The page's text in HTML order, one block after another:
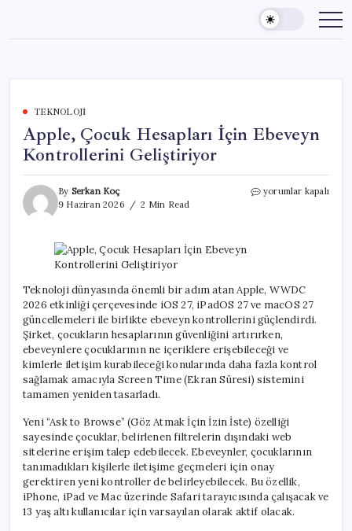
content
TEKNOLOJI
Apple, Çocuk Hesapları İçin Ebeveyn
Kontrollerini Geliştiriyor
By Serkan Koç
9 Haziran 2026
2 Min Read
Apple,
için
yorumlar kapalı
Teknoloji dünyasında önemli bir adım atan Apple, WWDC
2026 etkinliği çerçevesinde iOS 27, iPadOS 27 ve macOS 27
güncellemeleri ile birlikte ebeveyn kontrollerini güçlendirdi.
Şirket, çocukların hesaplarının güvenliğini artırırken,
ebeveynlere çocuklarının ne içeriklere erişebileceği ve
kimlerle iletişim kurabileceği konularında daha fazla kontrol
sağlamak amacıyla Screen Time (Ekran Süresi) sistemini
tamamen yeniden tasarladı.
Yeni “Ask to Browse” (Göz Atmak İçin İzin İste) özelliği
sayesinde çocuklar, belirlenen filtrelerin dışındaki web
sitelerine erişim talep edebilecek. Ebeveynler, çocuklarının
tanımadıkları kişilerle iletişime geçmeleri için onay
gerektiren yeni kontroller de belirleyebilecek. Bu özellik,
iPhone, iPad ve Mac üzerinde Safari tarayıcısında çalışacak ve
13 yaş altı kullanıcılar için varsayılan olarak aktif olacak.